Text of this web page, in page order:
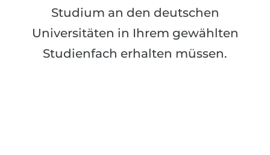
RIASEC-Test
Erfolgzu
100%
Kasachstan
Aserbaidschan
Studium an den deutschen
Universitäten in Ihrem gewählten
Studienfach erhalten müssen.